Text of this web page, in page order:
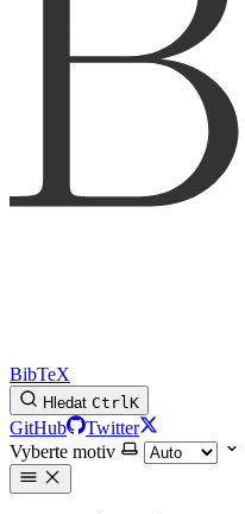
BibTeX
Hledat CtrlK
GitHub
Twitter
Vyberte motiv